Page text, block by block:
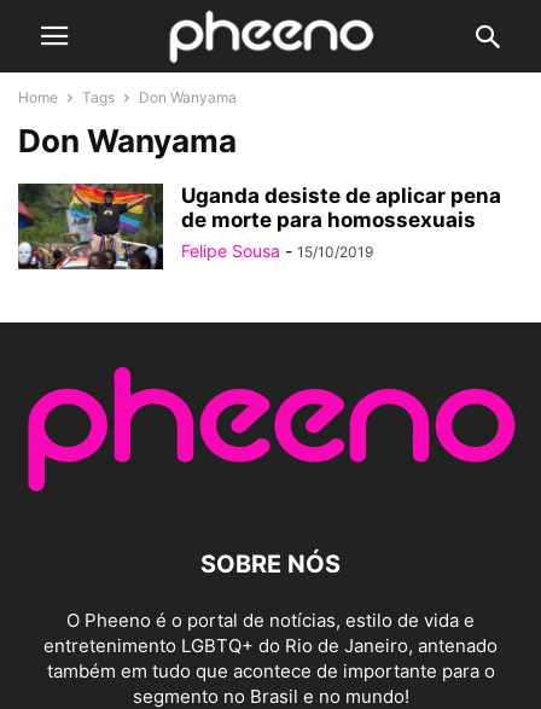
Home Tags Don Wanyama
Don Wanyama
Uganda desiste de aplicar pena
de morte para homossexuais
Felipe Sousa - 15/10/2019
SOBRE NÓS
O Pheeno é o portal de notícias, estilo de vida e
entretenimento LGBTQ+ do Rio de Janeiro, antenado
também em tudo que acontece de importante para o
segmento no Brasil e no mundo!